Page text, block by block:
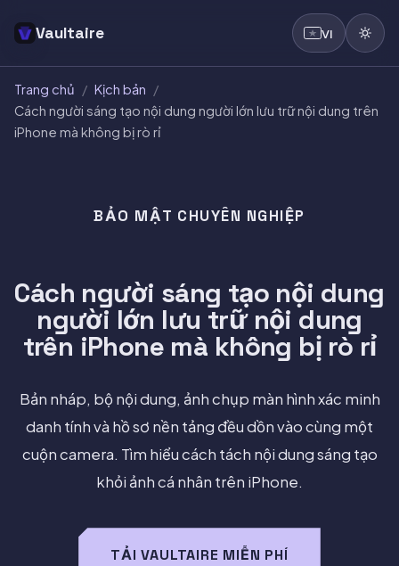
Vaultaire VI
Trang chủ / Kịch bản /
Cách người sáng tạo nội dung người lớn lưu trữ nội dung trên
iPhone mà không bị rò rỉ
BẢO MẬT CHUYÊN NGHIỆP
Cách người sáng tạo nội dung
người lớn lưu trữ nội dung
trên iPhone mà không bị rò rỉ
Bản nháp, bộ nội dung, ảnh chụp màn hình xác minh
danh tính và hồ sơ nền tảng đều dồn vào cùng một
cuộn camera. Tìm hiểu cách tách nội dung sáng tạo
khỏi ảnh cá nhân trên iPhone.
TẢI VAULTAIRE MIỄN PHÍ